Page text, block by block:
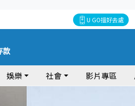
U GO搵好去處
款
娛樂 社會 影片專區